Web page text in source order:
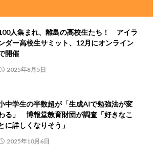
人集まれ、離島の高校生たち！ アイラ
ダー高校生サミット、12月にオンライン
開催
2025年8月5日
中学生の半数超が「生成AIで勉強法が変
る」 博報堂教育財団が調査「好きなこ
に詳しくなりそう」
2025年10月6日